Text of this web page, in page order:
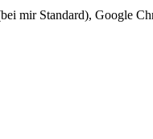
mir Standard), Google